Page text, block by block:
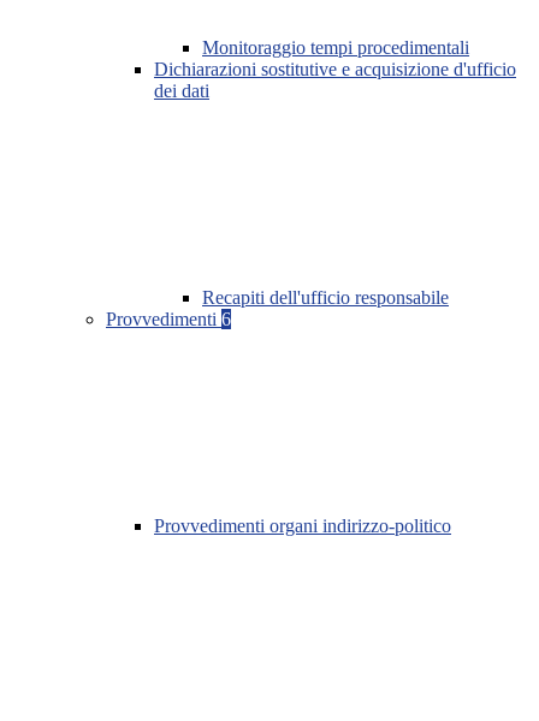
Monitoraggio tempi procedimentali
Dichiarazioni sostitutive e acquisizione d'ufficio
dei dati
Recapiti dell'ufficio responsabile
Provvedimenti 6
Provvedimenti organi indirizzo-politico